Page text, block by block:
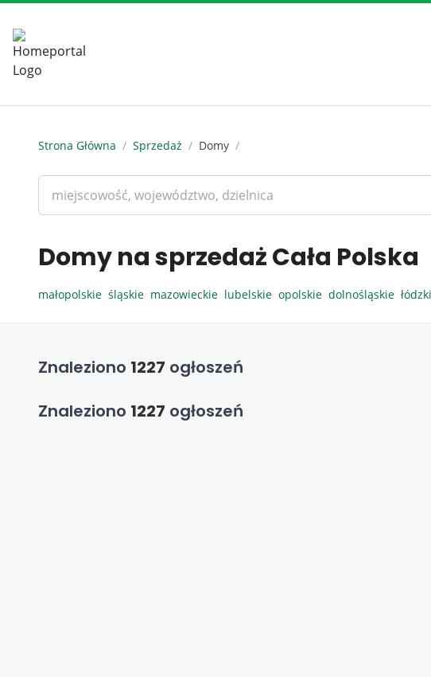
Strona Główna / Sprzedaż / Domy /
Domy na sprzedaż Cała Polska
małopolskie śląskie mazowieckie lubelskie opolskie dolnośląskie
Znaleziono 1227 ogłoszeń
Znaleziono 1227 ogłoszeń